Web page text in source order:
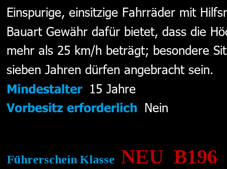
Einspurige, einsitzige Fahrräder mit
Bauart Gewähr dafür bietet, dass die
mehr als 25 km/h beträgt; besondere
sieben Jahren dürfen angebracht sein.
Mindestalter 15 Jahre
Vorbesitz erforderlich Nein
Führerschein Klasse NEU  B196